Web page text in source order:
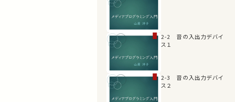
2-2 音の入出力デバイ
ス１
2-3 音の入出力デバイ
ス２